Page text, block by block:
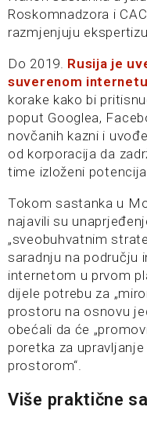
Roskomnadzora i
razmjenjuju
Do 2019. Rusija je
suverenom
korake kako bi
poput Googlea,
novčanih kazni i
od korporacija da
time izloženi
Tokom sastanka u
najavili su
„sveobuhvatnim
saradnju na području
internetom u prvom
dijele potrebu za
prostoru na osnovu
obećali da će
poretka za
prostorom“.
Više praktične